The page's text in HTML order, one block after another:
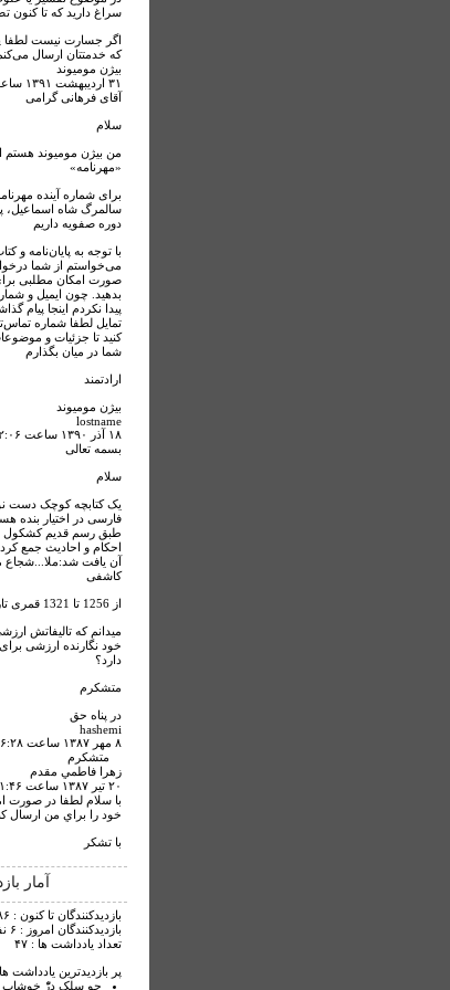
سراغ دارید که تا کنون
اگر جسارت نیست لطفا
که خدمتتان ارسال
بیژن مومیوند
۳۱ ارديبهشت ۱۳۹۱ ساعت ۷:۳۸
آقای فرهانی گرامی
سلام
من بیژن مومیوند هستم
«مهرنامه»
برای شماره آینده
سالمرگ شاه اسماعیل،
دوره صفویه داریم
با توجه به پایان‌نامه و
می‌خواستم از شما
صورت امکان مطلبی
بدهید. چون ایمیل و
پیدا نکردم اینجا پیام
تمایل لطفا شماره
کنید تا جزئیات و
شما در میان بگذارم
ارادتمند
بیژن مومیوند
lostname
۱۸ آذر ۱۳۹۰ ساعت ۱۲:۰۶
بسمه تعالی
سلام
یک کتابچه کوچک دست
فارسی در اختیار بنده
طبق رسم قدیم کشکول
احکام و احادیث جمع
آن یافت شد:ملا...شجاع
کاشفی
از 1256 تا 1321 قمری تاریخ کتابت دارد
میدانم که تالیفاتش
خود نگارنده ارزشی
دارد؟
متشکرم
در پناه حق
hashemi
۸ مهر ۱۳۸۷ ساعت ۶:۲۸
متشكرم
زهرا فاطمي مقدم
۲۰ تير ۱۳۸۷ ساعت ۱:۴۶
خود را براي من ارسال
با تشكر
آمار
بازدیدکنندگان تا کنون : ۱۶۳٫۸۸۶ نفر
بازدیدکنندگان امروز : ۶ نفر
تعداد یادداشت ها : ۴۷
پر بازدیدترین یادداشت
چو سلک درّْ خوشاب